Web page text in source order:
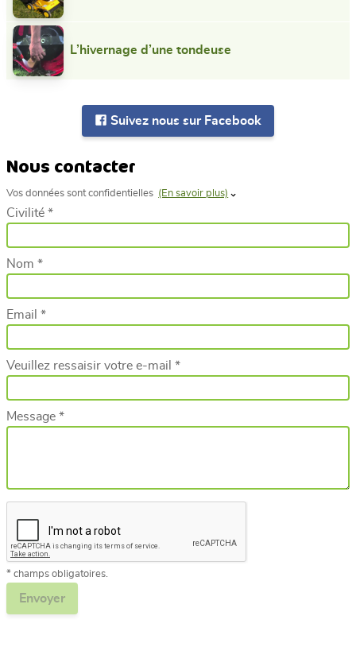
L’hivernage d’une tondeuse
Suivez nous sur Facebook
Nous contacter
Vos données sont confidentielles (En savoir plus)
Civilité *
Nom *
Email *
Veuillez ressaisir votre e-mail *
Message *
* champs obligatoires.